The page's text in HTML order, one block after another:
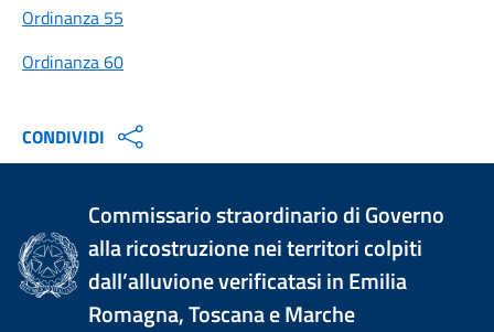
Ordinanza 55
Ordinanza 60
CONDIVIDI
Commissario straordinario di Governo
alla ricostruzione nei territori colpiti
dall’alluvione verificatasi in Emilia
Romagna, Toscana e Marche